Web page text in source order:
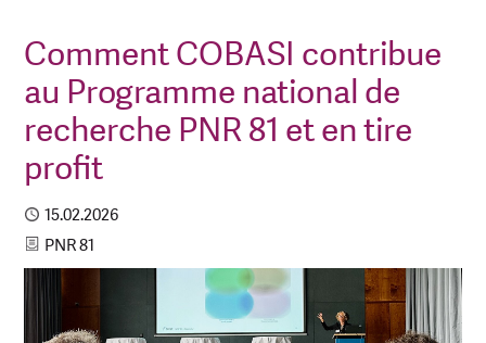
Comment COBASI contribue
au Programme national de
recherche PNR 81 et en tire
profit
Published
15.02.2026
Category
PNR 81